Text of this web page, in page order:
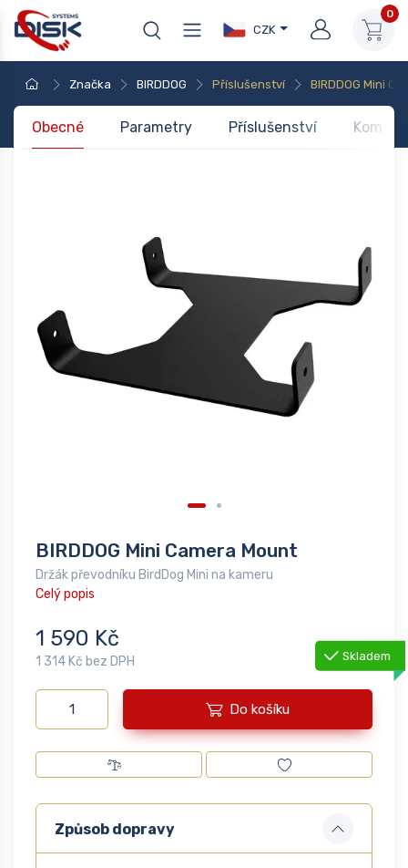
CZK
0
Značka BIRDDOG Příslušenství BIRDDOG Mini
Obecné Parametry Příslušenství
BIRDDOG Mini Camera Mount
Držák převodníku BirdDog Mini na kameru
Celý popis
1 590 Kč
1 314 Kč bez DPH Skladem
Do košíku
Způsob dopravy